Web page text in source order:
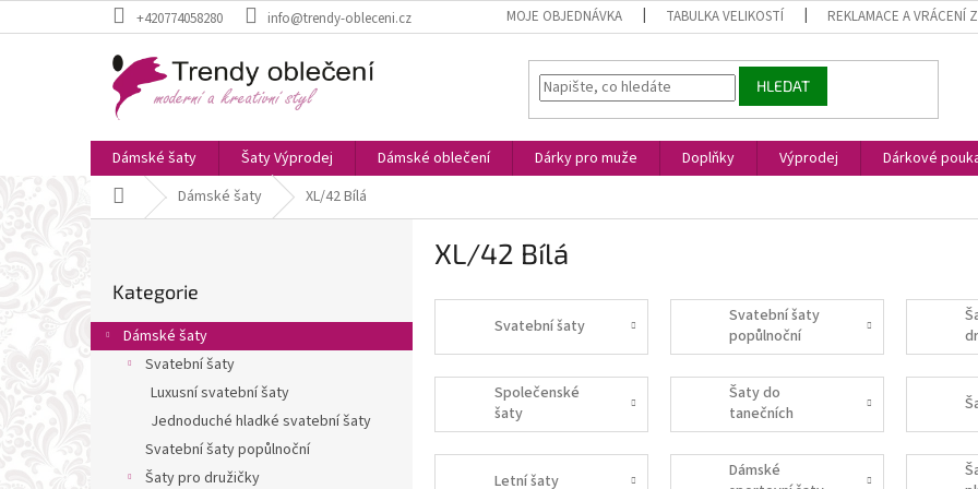
na
+420774058280 info@trendy-obleceni.cz MOJE OBJEDNÁVKA TABULKA VELIKOSTÍ REKLAMACE A VRÁCENÍ
HLEDAT
Dámské šaty Šaty Výprodej Dámské oblečení Dárky pro muže Doplňky Výprodej Dárkové
Domů Dámské šaty XL/42 Bílá
r
a
kategorie
Kategorie
Dámské šaty
Svatební šaty
Luxusní svatební šaty
Jednoduché hladké svatební šaty
Svatební šaty popůlnoční
Šaty pro družičky
XL/42 Bílá
Svatební šaty
Svatební šaty
popůlnoční
Společenské
šaty
Šaty do
tanečních
Letní šaty
Dámské